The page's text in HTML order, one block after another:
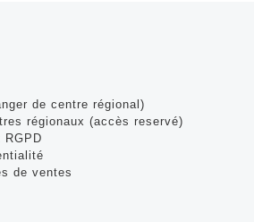
de centre régional)
régionaux (accès reservé)
RGPD
de ventes